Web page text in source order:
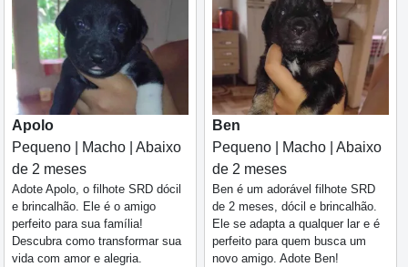
Apolo
Pequeno | Macho | Abaixo
de 2 meses
Adote Apolo, o filhote SRD dócil
e brincalhão. Ele é o amigo
perfeito para sua família!
Descubra como transformar sua
vida com amor e alegria.
Ben
Pequeno | Macho | Abaixo
de 2 meses
Ben é um adorável filhote SRD
de 2 meses, dócil e brincalhão.
Ele se adapta a qualquer lar e é
perfeito para quem busca um
novo amigo. Adote Ben!